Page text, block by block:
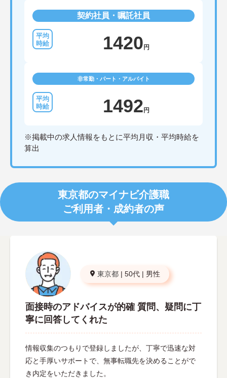
契約社員・嘱託社員
1420 円
非常勤・パート・アルバイト
1492 円
※掲載中の求人情報をもとに平均月収・平均時給を
算出
東京都のマイナビ介護職
ご利用者・成約者の声
東京都 | 50代 | 男性
面接時のアドバイスが的確 質問、疑問に丁
寧に回答してくれた
情報収集のつもりで登録しましたが、丁寧で迅速な対
応と手厚いサポートで、無事転職先を決めることがで
き内定をいただきました。